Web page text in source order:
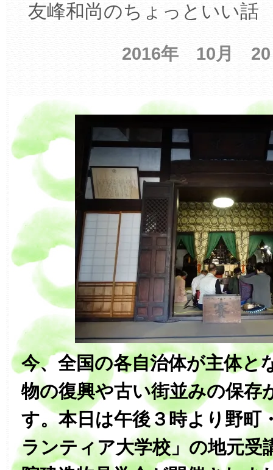
友峰和尚のちょっといい話
2016年 10月
今、全国の各自治体が主体と
物の復興や古い街並みの保存
す。本日は午後３時より野町
ランティア大学校」の地元受